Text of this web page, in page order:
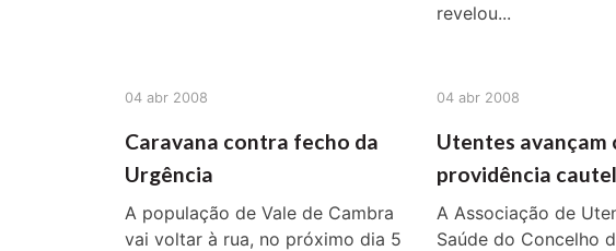
revelou...
04 abr 2008
Caravana contra fecho da
Urgência
A população de Vale de Cambra
vai voltar à rua, no próximo dia 5
04 abr 2008
Utentes avançam
providência
A Associação de
Saúde do Concelho